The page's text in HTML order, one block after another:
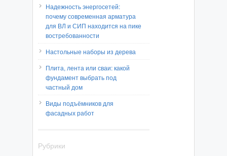
Надежность энергосетей:
почему современная арматура
для ВЛ и СИП находится на пике
востребованности
Настольные наборы из дерева
Плита, лента или сваи: какой
фундамент выбрать под
частный дом
Виды подъёмников для
фасадных работ
Рубрики